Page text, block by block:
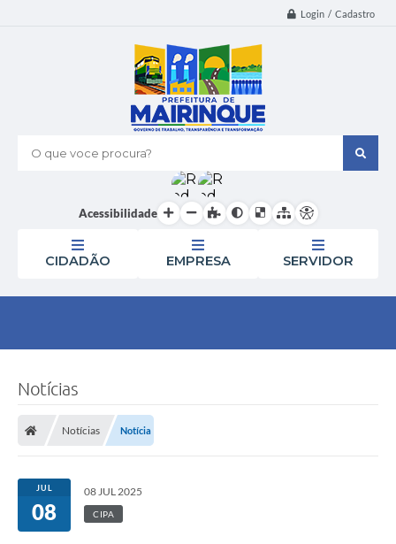
Login / Cadastro
O que voce procura?
Acessibilidade
CIDADÃO EMPRESA SERVIDOR
Notícias
Notícias Notícia
JUL
08
08 JUL 2025
CIPA